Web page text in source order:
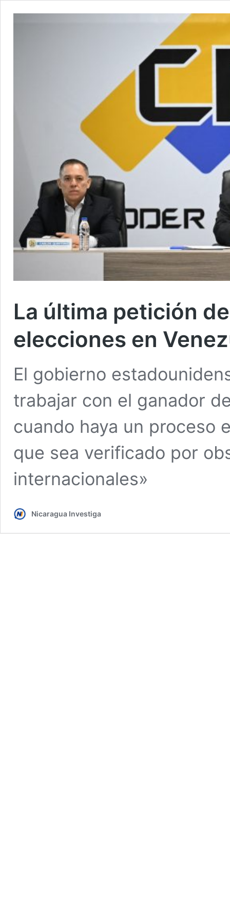
La última petición
elecciones en
El gobierno
trabajar con el ganador
cuando haya un proceso
que sea verificado por
internacionales»
Nicaragua Investiga